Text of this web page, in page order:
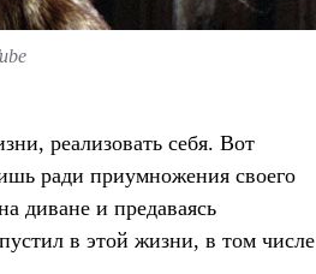
реализовать себя. Вот
ради приумножения своего
диване и предаваясь
в этой жизни, в том числе